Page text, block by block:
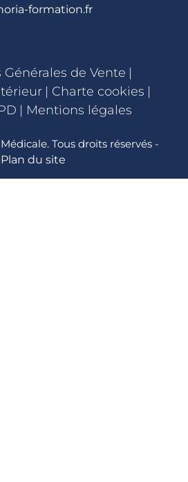
formation.fr
de Vente |
| Charte cookies |
| Mentions légales
Tous droits réservés -
Plan du site